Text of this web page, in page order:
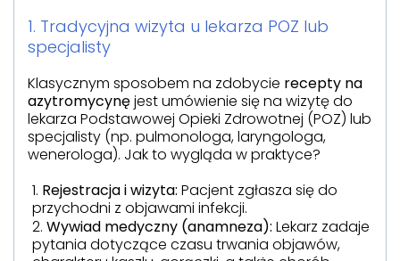
1. Tradycyjna wizyta u lekarza POZ lub
specjalisty
Klasycznym sposobem na zdobycie recepty na
azytromycynęjest umówienie się na wizytę do
lekarza Podstawowej Opieki Zdrowotnej (POZ) lub
specjalisty (np. pulmonologa, laryngologa,
wenerologa). Jak to wygląda w praktyce?
Rejestracja i wizyta: Pacjent zgłasza się do
przychodni z objawami infekcji.
Wywiad medyczny (anamneza): Lekarz zadaje
pytania dotyczące czasu trwania objawów,